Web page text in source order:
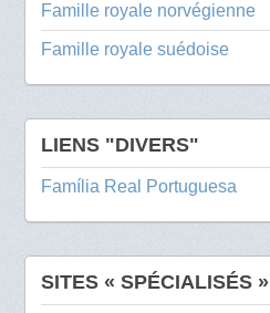
Famille royale norvégienne
Famille royale suédoise
LIENS "DIVERS"
Família Real Portuguesa
SITES « SPÉCIALISÉS »